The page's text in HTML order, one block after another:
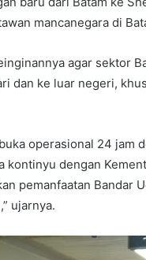
mancanegara di
agar sektor
dan ke luar negeri,
operasional 24 jam
kontinyu dengan
pemanfaatan Bandar
ujarnya.